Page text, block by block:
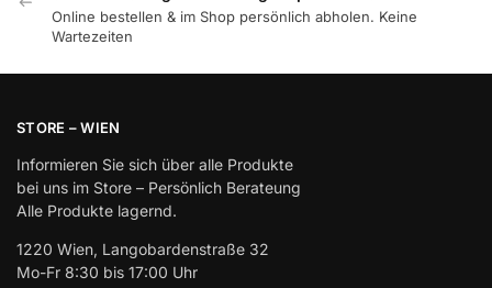
Online bestellen & im Shop persönlich abholen. Keine
Wartezeiten
STORE – WIEN
Informieren Sie sich über alle Produkte
bei uns im Store – Persönlich Berateung
Alle Produkte lagernd.
1220 Wien, Langobardenstraße 32
Mo-Fr 8:30 bis 17:00 Uhr